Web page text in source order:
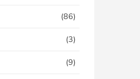
(86)
(3)
(9)